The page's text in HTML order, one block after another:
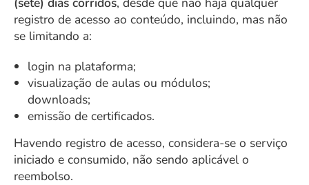
registro de acesso ao conteúdo, incluindo, mas não
se limitando a:
login na plataforma;
visualização de aulas ou módulos;
downloads;
emissão de certificados.
Havendo registro de acesso, considera-se o serviço
iniciado e consumido, não sendo aplicável o
reembolso.